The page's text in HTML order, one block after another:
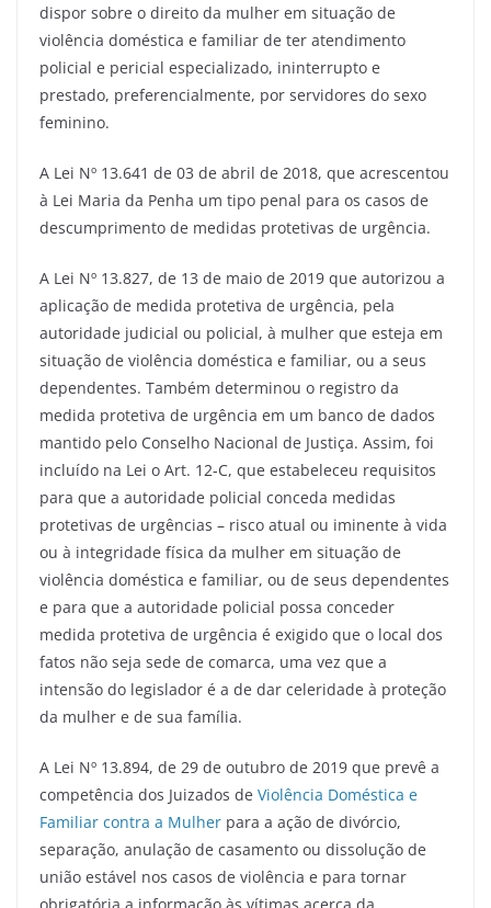
dispor sobre o direito da mulher em situação de
violência doméstica e familiar de ter atendimento
policial e pericial especializado, ininterrupto e
prestado, preferencialmente, por servidores do sexo
feminino.
A Lei Nº 13.641 de 03 de abril de 2018, que acrescentou
à Lei Maria da Penha um tipo penal para os casos de
descumprimento de medidas protetivas de urgência.
A Lei Nº 13.827, de 13 de maio de 2019 que autorizou a
aplicação de medida protetiva de urgência, pela
autoridade judicial ou policial, à mulher que esteja em
situação de violência doméstica e familiar, ou a seus
dependentes. Também determinou o registro da
medida protetiva de urgência em um banco de dados
mantido pelo Conselho Nacional de Justiça. Assim, foi
incluído na Lei o Art. 12-C, que estabeleceu requisitos
para que a autoridade policial conceda medidas
protetivas de urgências – risco atual ou iminente à vida
ou à integridade física da mulher em situação de
violência doméstica e familiar, ou de seus dependentes
e para que a autoridade policial possa conceder
medida protetiva de urgência é exigido que o local dos
fatos não seja sede de comarca, uma vez que a
intensão do legislador é a de dar celeridade à proteção
da mulher e de sua família.
A Lei Nº 13.894, de 29 de outubro de 2019 que prevê a
competência dos Juizados de Violência Doméstica e
Familiar contra a Mulher para a ação de divórcio,
separação, anulação de casamento ou dissolução de
união estável nos casos de violência e para tornar